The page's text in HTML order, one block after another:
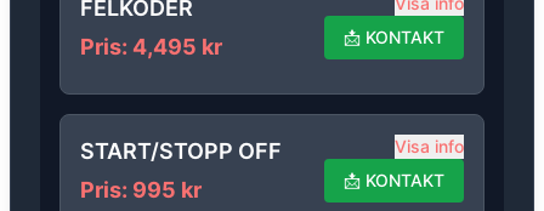
FELKODER
Pris: 4,495 kr
📩 KONTAKT
START/STOPP OFF
Pris: 995 kr
Visa info
📩 KONTAKT